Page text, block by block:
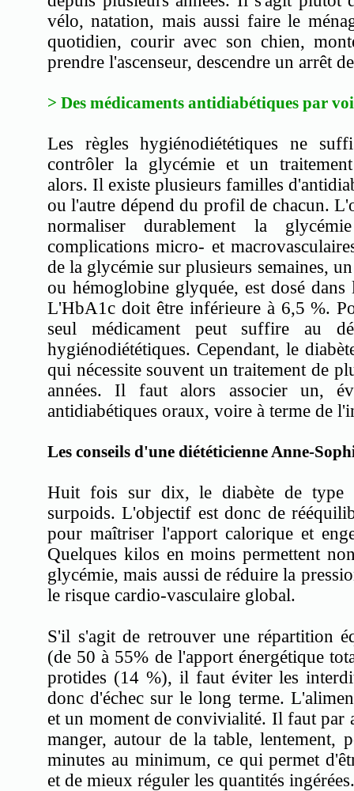
vélo, natation, mais aussi faire le
quotidien, courir avec son chien,
prendre l'ascenseur, descendre un arrêt
> Des médicaments antidiabétiques par
Les règles hygiénodiététiques ne
contrôler la glycémie et un traitement
alors. Il existe plusieurs familles
ou l'autre dépend du profil de chacun.
normaliser durablement la
complications micro- et
de la glycémie sur plusieurs semaines,
ou hémoglobine glyquée, est dosé
L'HbA1c doit être inférieure à 6,5 %.
seul médicament peut suffire au
hygiénodiététiques. Cependant, le
qui nécessite souvent un traitement de
années. Il faut alors associer un,
antidiabétiques oraux, voire à terme de
Les conseils d'une diététicienne Anne-
Huit fois sur dix, le diabète de type
surpoids. L'objectif est donc de
pour maîtriser l'apport calorique et
Quelques kilos en moins permettent
glycémie, mais aussi de réduire la
le risque cardio-vasculaire global.
S'il s'agit de retrouver une répartition
(de 50 à 55% de l'apport énergétique
protides (14 %), il faut éviter les
donc d'échec sur le long terme.
et un moment de convivialité. Il faut par
manger, autour de la table, lentement,
minutes au minimum, ce qui permet
et de mieux réguler les quantités ingérées.